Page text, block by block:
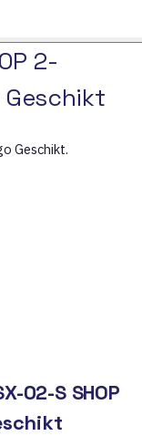
2-
Geschikt.
02-S SHOP